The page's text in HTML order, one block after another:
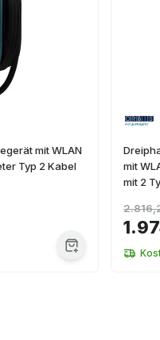
mit WLAN
Typ 2 Kabel
mit
mit 2